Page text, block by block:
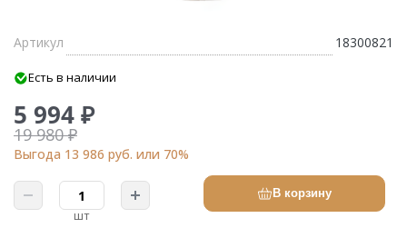
Артикул 18300821
Есть в наличии
5 994 ₽
19 980 ₽
Выгода 13 986 руб. или 70%
шт
В корзину